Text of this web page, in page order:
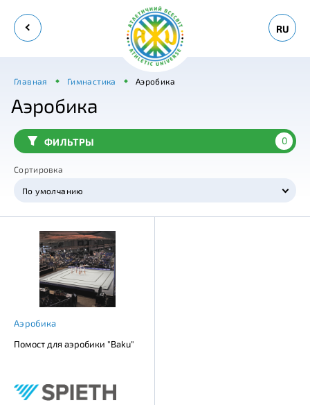
RU
Главная Гимнастика Аэробика
Аэробика
ФИЛЬТРЫ 0
Сортировка
По умолчанию
Аэробика
Помост для аэробики "Baku"